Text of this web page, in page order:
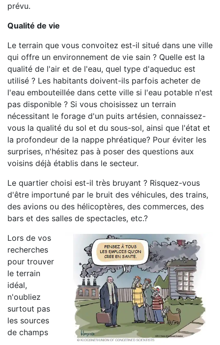
prévu.
Qualité de vie
Le terrain que vous convoitez est-il situé dans une ville
qui offre un environnement de vie sain ? Quelle est la
qualité de l'air et de l'eau, quel type d'aqueduc est
utilisé ? Les habitants doivent-ils parfois acheter de
l'eau embouteillée dans cette ville si l'eau potable n'est
pas disponible ? Si vous choisissez un terrain
nécessitant le forage d'un puits artésien, connaissez-
vous la qualité du sol et du sous-sol, ainsi que l'état et
la profondeur de la nappe phréatique? Pour éviter les
surprises, n'hésitez pas à poser des questions aux
voisins déjà établis dans le secteur.
Le quartier choisi est-il très bruyant ? Risquez-vous
d'être importuné par le bruit des véhicules, des trains,
des avions ou des hélicoptères, des commerces, des
bars et des salles de spectacles, etc.?
Lors de vos
recherches
pour trouver
le terrain
idéal,
n'oubliez
surtout pas
les sources
de champs